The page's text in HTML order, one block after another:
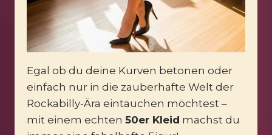
Egal ob du deine Kurven betonen oder
einfach nur in die zauberhafte Welt der
Rockabilly-Ära eintauchen möchtest –
mit einem echten 50er Kleid machst du